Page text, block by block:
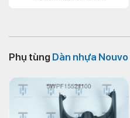
Không có sản
Phụ tùng Dàn nhựa Nouvo